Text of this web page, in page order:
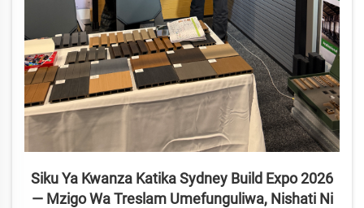
Siku Ya Kwanza Katika Sydney Build Expo 2026
— Mzigo Wa Treslam Umefunguliwa, Nishati Ni